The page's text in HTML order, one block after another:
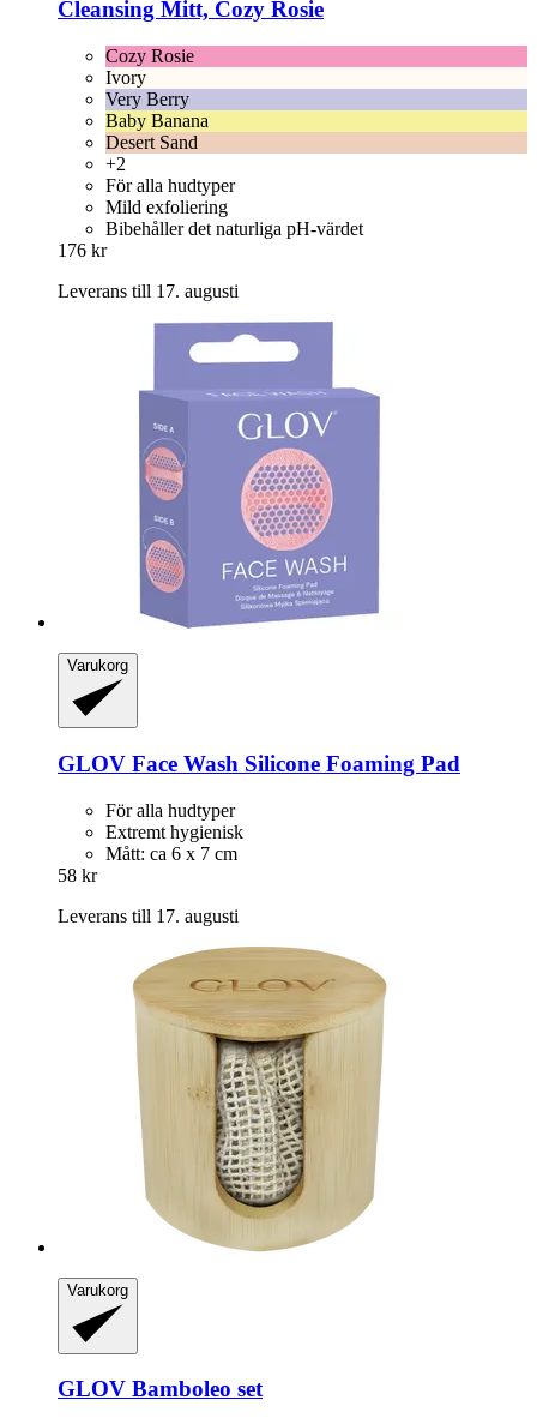
Cleansing Mitt, Cozy Rosie
Cozy Rosie
Ivory
Very Berry
Baby Banana
Desert Sand
+2
För alla hudtyper
Mild exfoliering
Bibehåller det naturliga pH-värdet
176 kr
Leverans till 17. augusti
Varukorg
GLOV Face Wash Silicone Foaming Pad
För alla hudtyper
Extremt hygienisk
Mått: ca 6 x 7 cm
58 kr
Leverans till 17. augusti
Varukorg
GLOV Bamboleo set